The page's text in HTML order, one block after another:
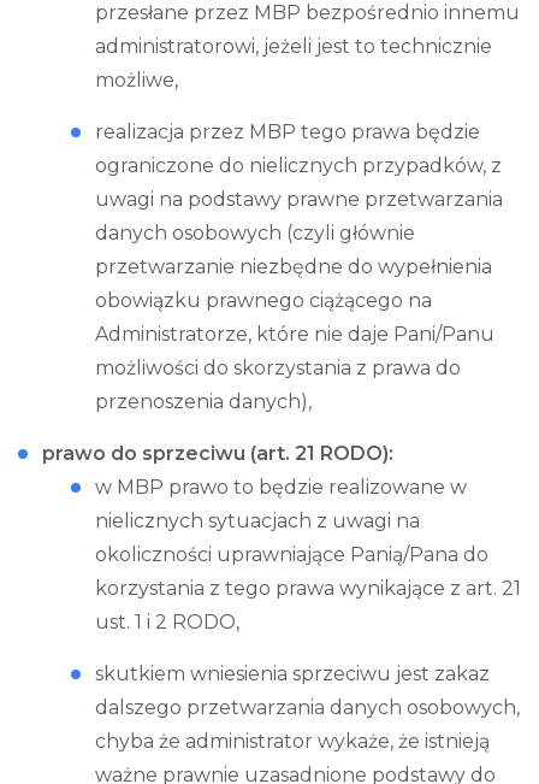
przesłane przez MBP bezpośrednio innemu
administratorowi, jeżeli jest to technicznie
możliwe,
realizacja przez MBP tego prawa będzie
ograniczone do nielicznych przypadków, z
uwagi na podstawy prawne przetwarzania
danych osobowych (czyli głównie
przetwarzanie niezbędne do wypełnienia
obowiązku prawnego ciążącego na
Administratorze, które nie daje Pani/Panu
możliwości do skorzystania z prawa do
przenoszenia danych),
prawo do sprzeciwu (art. 21 RODO):
w MBP prawo to będzie realizowane w
nielicznych sytuacjach z uwagi na
okoliczności uprawniające Panią/Pana do
korzystania z tego prawa wynikające z art. 21
ust. 1 i 2 RODO,
skutkiem wniesienia sprzeciwu jest zakaz
dalszego przetwarzania danych osobowych,
chyba że administrator wykaże, że istnieją
ważne prawnie uzasadnione podstawy do